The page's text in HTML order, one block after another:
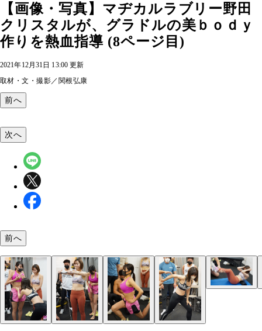
【画像・写真】マヂカルラブリー野田
クリスタルが、グラドルの美ｂｏｄｙ
作りを熱血指導 (8ページ目)
2021年12月31日 13:00 更新
取材・文・撮影／関根弘康
前へ
次へ
前へ